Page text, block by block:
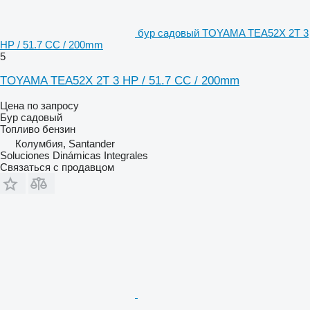
бур садовый TOYAMA TEA52X 2T 3
HP / 51.7 CC / 200mm
5
TOYAMA TEA52X 2T 3 HP / 51.7 CC / 200mm
Цена по запросу
Бур садовый
Топливо бензин
Колумбия, Santander
Soluciones Dinámicas Integrales
Связаться с продавцом